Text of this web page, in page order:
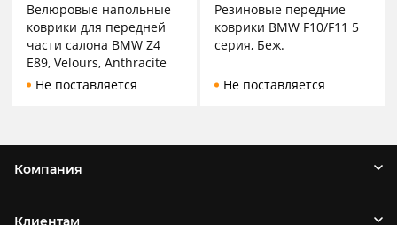
Велюровые напольные
коврики для передней
части салона BMW Z4
E89, Velours, Anthracite
Не поставляется
Резиновые передние
коврики BMW F10/F11 5
серия, Беж.
Не поставляется
Компания